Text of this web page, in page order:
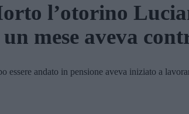
l’otorino
mese aveva
andato in pensione aveva iniziato a